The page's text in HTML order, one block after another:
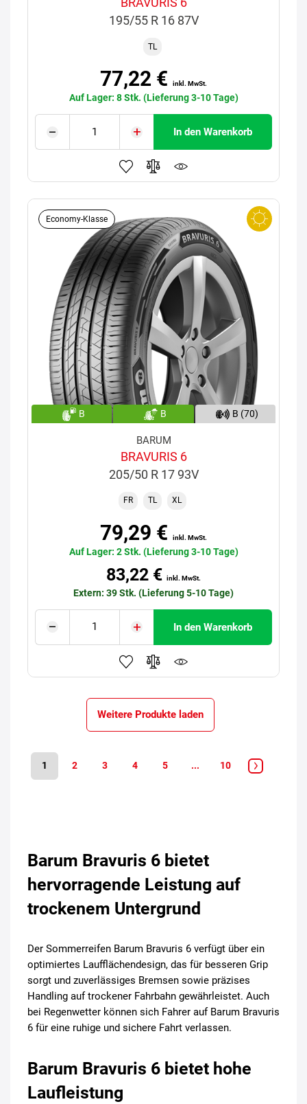
195/55 R 16 87V
TL
77,22 € inkl. MwSt.
Auf Lager: 8 Stk. (Lieferung 3-10 Tage)
In den Warenkorb
Economy-Klasse
B B B (70)
BARUM
BRAVURIS 6
205/50 R 17 93V
FR TL XL
79,29 € inkl. MwSt.
Auf Lager: 2 Stk. (Lieferung 3-10 Tage)
83,22 € inkl. MwSt.
Extern: 39 Stk. (Lieferung 5-10 Tage)
In den Warenkorb
Weitere Produkte laden
1 2 3 4 5 ... 10
Barum Bravuris 6 bietet
hervorragende Leistung auf
trockenem Untergrund
Der Sommerreifen Barum Bravuris 6 verfügt über ein
optimiertes Laufflächendesign, das für besseren Grip
sorgt und zuverlässiges Bremsen sowie präzises
Handling auf trockener Fahrbahn gewährleistet. Auch
bei Regenwetter können sich Fahrer auf Barum Bravuris
6 für eine ruhige und sichere Fahrt verlassen.
Barum Bravuris 6 bietet hohe
Laufleistung